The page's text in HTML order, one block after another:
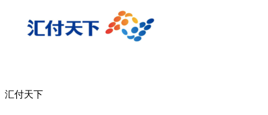
汇付天下